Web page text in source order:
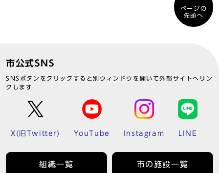
ページの
先頭へ
市公式SNS
SNSボタンをクリックすると別ウィンドウを開いて外部サイトへリン
クします
X(旧Twitter) YouTube Instagram LINE
組織一覧 市の施設一覧